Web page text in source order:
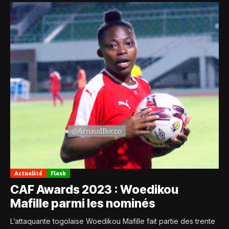
Actualité Flash
CAF Awards 2023 : Woedikou
Mafille parmi les nominés
L’attaquante togolaise Woedikou Mafille fait partie des trente